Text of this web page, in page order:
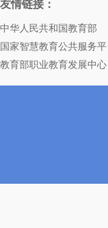
友情链接：
中华人民共和国教育部
国家智慧教育公共服务
教育部职业教育发展中心